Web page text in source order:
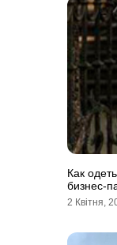
Как
бизнес-
2 Квітня,